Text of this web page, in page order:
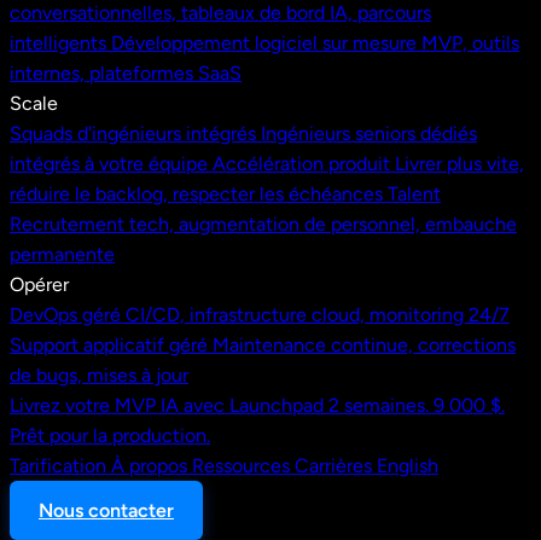
conversationnelles, tableaux de bord IA, parcours
intelligents Développement logiciel sur mesure MVP, outils
internes, plateformes SaaS
Scale
Squads d'ingénieurs intégrés Ingénieurs seniors dédiés
intégrés à votre équipe Accélération produit Livrer plus vite,
réduire le backlog, respecter les échéances Talent
Recrutement tech, augmentation de personnel, embauche
permanente
Opérer
DevOps géré CI/CD, infrastructure cloud, monitoring 24/7
Support applicatif géré Maintenance continue, corrections
de bugs, mises à jour
Livrez votre MVP IA avec Launchpad 2 semaines. 9 000 $.
Prêt pour la production.
Tarification À propos Ressources Carrières English
Nous contacter